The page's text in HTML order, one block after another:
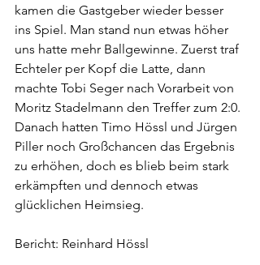
kamen die Gastgeber wieder besser
ins Spiel. Man stand nun etwas höher
uns hatte mehr Ballgewinne. Zuerst traf
Echteler per Kopf die Latte, dann
machte Tobi Seger nach Vorarbeit von
Moritz Stadelmann den Treffer zum 2:0.
Danach hatten Timo Hössl und Jürgen
Piller noch Großchancen das Ergebnis
zu erhöhen, doch es blieb beim stark
erkämpften und dennoch etwas
glücklichen Heimsieg.
Bericht: Reinhard Hössl